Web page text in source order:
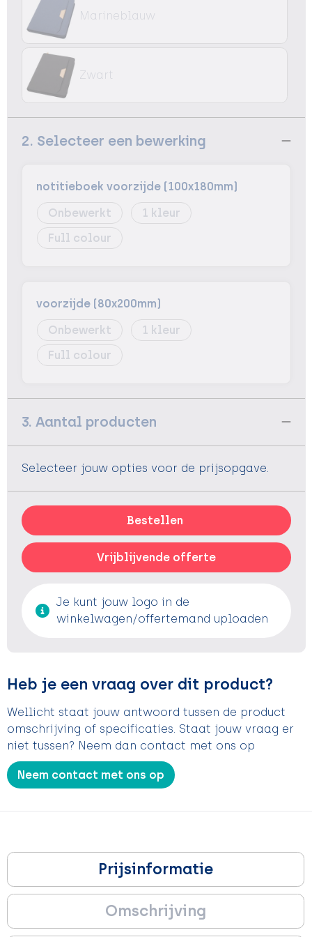
Marineblauw
Zwart
2. Selecteer een bewerking
notitieboek voorzijde (100x180mm)
Onbewerkt
1
Full colour
voorzijde (80x200mm)
Onbewerkt
1
Full colour
3. Aantal producten
Selecteer jouw opties voor de prijsopgave.
Bestellen
Vrijblijvende offerte
Je kunt jouw logo in de
winkelwagen/offertemand uploaden
Heb je een vraag over dit product?
Wellicht staat jouw antwoord tussen de product
omschrijving of specificaties. Staat jouw vraag er
niet tussen? Neem dan contact met ons op
Neem contact met ons op
Prijsinformatie
Omschrijving